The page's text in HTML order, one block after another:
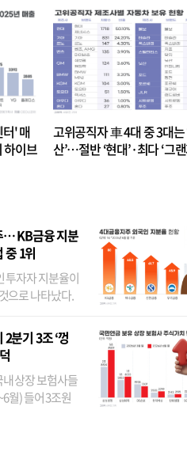
' 매
이브
고위공직자 車 4대 중 3대는
산’…절반 ‘현대’·최다 ‘그
… KB금융 지분
중 1위
투자자 지분율이
으로 나타났다.
말 기준 해외
분기 3조 ‘껑
상장 보험사들
월) 들어 3조원